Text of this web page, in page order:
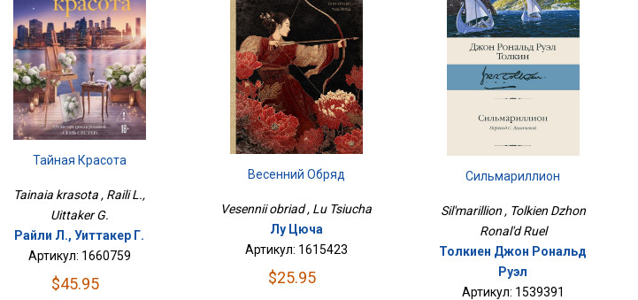
Тайная Красота
Tainaia krasota , Raili L.,
Uittaker G.
Райли Л., Уиттакер Г.
Артикул: 1660759
$45.95
Весенний Обряд
Vesennii obriad , Lu Tsiucha
Лу Цюча
Артикул: 1615423
$25.95
Сильмариллион
Sil'marillion , Tolkien Dzhon
Ronal'd Ruel
Толкиен Джон Рональд
Руэл
Артикул: 1539391